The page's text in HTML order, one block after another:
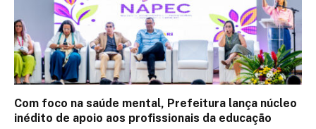
Com foco na saúde mental, Prefeitura lança núcleo
inédito de apoio aos profissionais da educação